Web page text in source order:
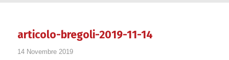
articolo-bregoli-2019-11-14
14 Novembre 2019